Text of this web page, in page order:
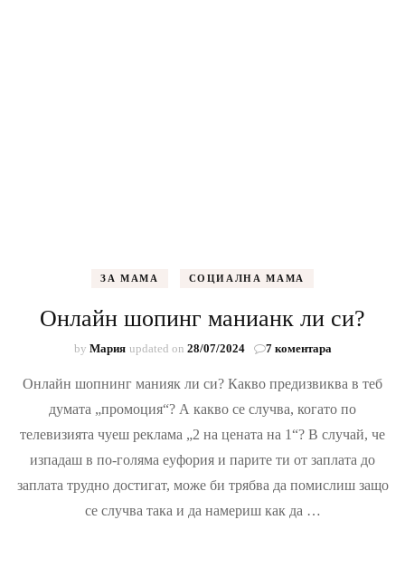
ЗА МАМА СОЦИАЛНА МАМА
Онлайн шопинг манианк ли си?
by Мария updated on 28/07/2024 7 коментараза
шопинг
си?
Онлайн шопнинг манияк ли си? Какво предизвиква в теб
думата „промоция“? А какво се случва, когато по
телевизията чуеш реклама „2 на цената на 1“? В случай, че
изпадаш в по-голяма еуфория и парите ти от заплата до
заплата трудно достигат, може би трябва да помислиш защо
се случва така и да намериш как да …